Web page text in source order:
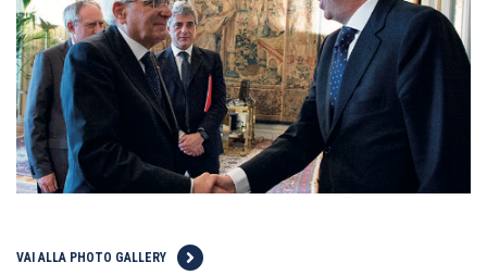
VAI ALLA PHOTO GALLERY